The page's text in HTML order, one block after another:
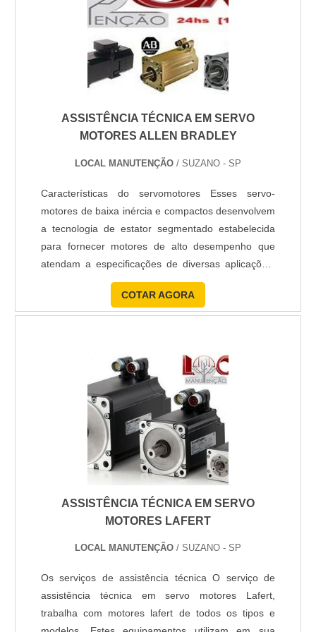
ASSISTÊNCIA TÉCNICA EM SERVO
MOTORES ALLEN BRADLEY
LOCAL MANUTENÇÃO / SUZANO - SP
Características do servomotores Esses servo-
motores de baixa inércia e compactos desenvolvem
a tecnologia de estator segmentado estabelecida
para fornecer motores de alto desempenho que
atendam a especificações de diversas aplicações,
incluindo empacotamento de alimentos,
preenchimento volumétrico e forma, enchimento e
vedação. No entanto, quando danificados, os servo
COTAR AGORA
ASSISTÊNCIA TÉCNICA EM SERVO
MOTORES LAFERT
LOCAL MANUTENÇÃO / SUZANO - SP
Os serviços de assistência técnica O serviço de
assistência técnica em servo motores Lafert,
trabalha com motores lafert de todos os tipos e